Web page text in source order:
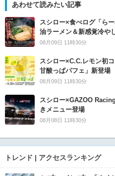
あわせて読みたい記事
スシロー×食べログ「ら
油ラーメン＆新感覚冷や
08月09日 11時30分
スシロー×C.C.レモン初
甘酸っぱパフェ」新登場
08月09日 11時30分
スシロー×GAZOO
きメニュー登場
08月08日 11時30分
トレンド | アクセスランキング